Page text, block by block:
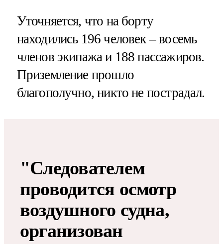
Уточняется, что на борту
находились 196 человек – восемь
членов экипажа и 188 пассажиров.
Приземление прошло
благополучно, никто не пострадал.
"Следователем
проводится осмотр
воздушного судна,
организован